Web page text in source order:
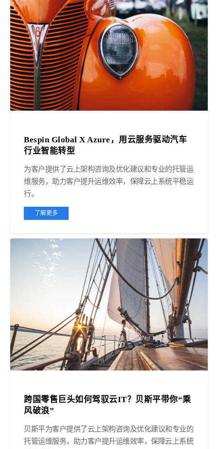
Bespin Global X Azure，用云服务驱动汽车
行业智能转型
为客户提供了云上架构咨询及优化建议和专业的托管运
维服务，助力客户提升运维效率，保障云上系统平稳运
行。
了解更多
跨国零售巨头如何驾驭云IT？贝斯平带你“乘
风破浪”
贝斯平为客户提供了云上架构咨询及优化建议和专业的
托管运维服务，助力客户提升运维效率，保障云上系统